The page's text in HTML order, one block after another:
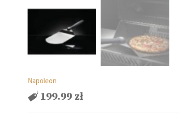
Napoleon
199.99 zł